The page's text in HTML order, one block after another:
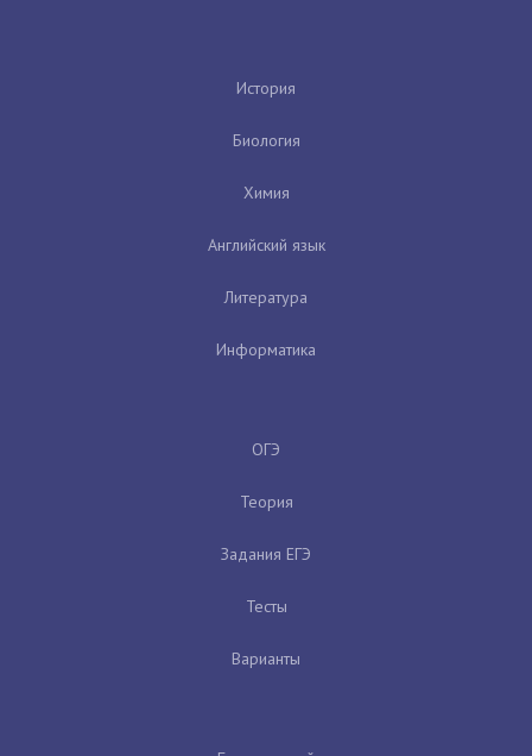
История
Биология
Химия
Английский язык
Литература
Информатика
ОГЭ
Теория
Задания ЕГЭ
Тесты
Варианты